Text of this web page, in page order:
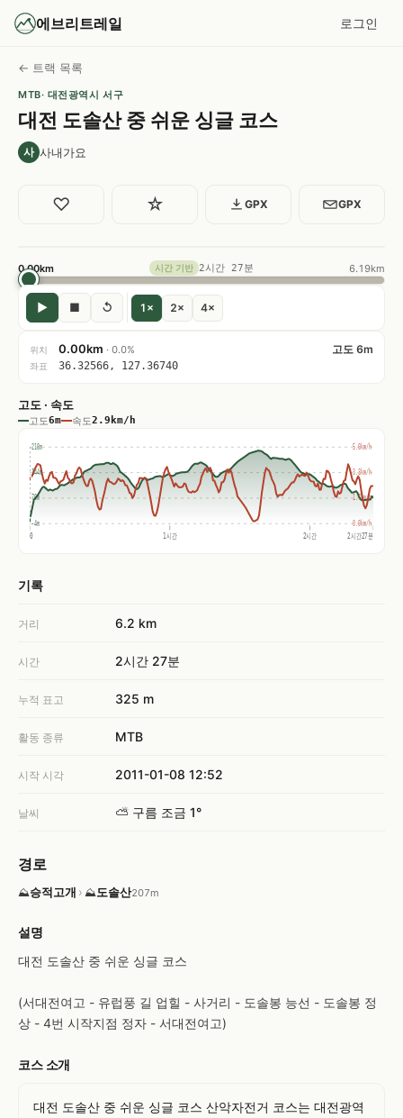
에브리트레일 로그인
← 트랙 목록
MTB· 대전광역시 서구
대전 도솔산 중 쉬운 싱글 코스
사 사내가요
♡ ☆ GPX GPX
0.00km 시간 기반 2시간 27분 6.19km
▶ ■ ↺ 1× 2× 4×
위치 0.00km · 0.0% 고도 6m
좌표 36.32566, 127.36740
고도 · 속도
고도6m 속도2.9km/h
0 1시간 2시간 2시간27분
218m
144m
70m
-4m
5.0km/h
3.3km/h
1.7km/h
0.0km/h
기록
거리 6.2 km
시간 2시간 27분
누적 표고 325 m
활동 종류 MTB
시작 시각 2011-01-08 12:52
날씨 ⛅ 구름 조금 1°
경로
⛰승적고개 › ⛰ 도솔산207m
설명
대전 도솔산 중 쉬운 싱글 코스
(서대전여고 - 유럽풍 길 업힐 - 사거리 - 도솔봉 능선 - 도솔봉 정
상 - 4번 시작지점 정자 - 서대전여고)
코스 소개
대전 도솔산 중 쉬운 싱글 코스 산악자전거 코스는 대전광역